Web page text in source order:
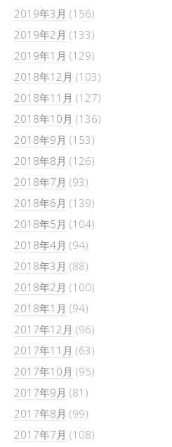
2019年3月 (156)
2019年2月 (133)
2019年1月 (129)
2018年12月 (103)
2018年11月 (127)
2018年10月 (136)
2018年9月 (153)
2018年8月 (126)
2018年7月 (93)
2018年6月 (139)
2018年5月 (104)
2018年4月 (94)
2018年3月 (88)
2018年2月 (100)
2018年1月 (94)
2017年12月 (96)
2017年11月 (63)
2017年10月 (95)
2017年9月 (81)
2017年8月 (99)
2017年7月 (108)